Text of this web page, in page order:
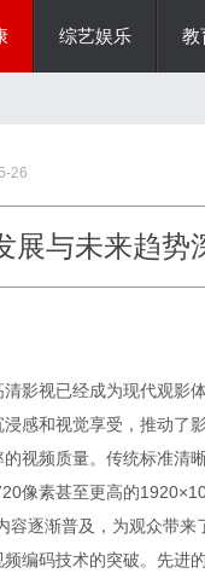
综艺娱乐 教
26
展与未来趋势
影视已经成为现代观影
感和视觉享受，推动了
视频质量。传统标准清
像素甚至更高的
容逐渐普及，为观众带来
编码技术的突破。先进